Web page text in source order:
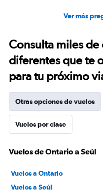
Ver más
Consulta miles
diferentes que te
para tu próximo
Otras opciones de vuelos
Vuelos por clase
Vuelos de Ontario a Seúl
Vuelos a Ontario
Vuelos a Seúl